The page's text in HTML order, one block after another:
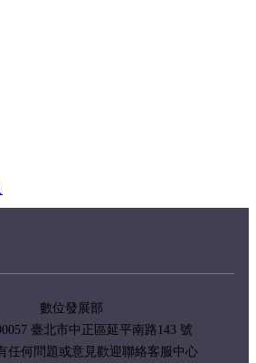
數位發展部
臺北市中正區延平南路143 號
任何問題或意見歡迎聯絡客服中心